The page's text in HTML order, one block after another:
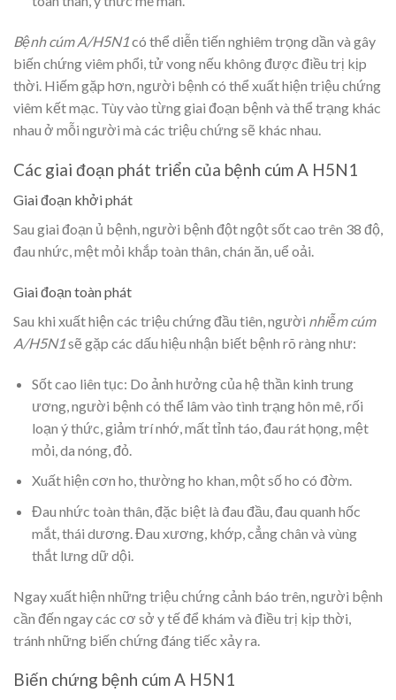
Bệnh cúm A/H5N1có thể diễn tiến nghiêm trọng dần và gây
biến chứng viêm phổi, tử vong nếu không được điều trị kịp
thời. Hiếm gặp hơn, người bệnh có thể xuất hiện triệu chứng
viêm kết mạc. Tùy vào từng giai đoạn bệnh và thể trạng khác
nhau ở mỗi người mà các triệu chứng sẽ khác nhau.
Các giai đoạn phát triển của bệnh cúm A H5N1
Giai đoạn khởi phát
Sau giai đoạn ủ bệnh, người bệnh đột ngột sốt cao trên 38 độ,
đau nhức, mệt mỏi khắp toàn thân, chán ăn, uể oải.
Giai đoạn toàn phát
Sau khi xuất hiện các triệu chứng đầu tiên, người nhiễm cúm
A/H5N1sẽ gặp các dấu hiệu nhận biết bệnh rõ ràng như:
Sốt cao liên tục: Do ảnh hưởng của hệ thần kinh trung
ương, người bệnh có thể lâm vào tình trạng hôn mê, rối
loạn ý thức, giảm trí nhớ, mất tỉnh táo, đau rát họng, mệt
mỏi, da nóng, đỏ.
Xuất hiện cơn ho, thường ho khan, một số ho có đờm.
Đau nhức toàn thân, đặc biệt là đau đầu, đau quanh hốc
mắt, thái dương. Đau xương, khớp, cẳng chân và vùng
thắt lưng dữ dội.
Ngay xuất hiện những triệu chứng cảnh báo trên, người bệnh
cần đến ngay các cơ sở y tế để khám và điều trị kịp thời,
tránh những biến chứng đáng tiếc xảy ra.
Biến chứng bệnh cúm A H5N1